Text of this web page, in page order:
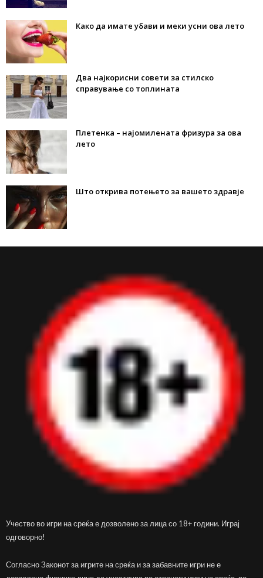
Како да имате убави и меки усни ова лето
Два најкорисни совети за стилско
справување со топлината
Плетенка – најомилената фризура за ова
лето
Што открива потењето за вашето здравје
Учество во игри на среќа е дозволено за лица со 18+ години. Играј
одговорно!
Согласно Законот за игрите на среќа и за забавните игри не е